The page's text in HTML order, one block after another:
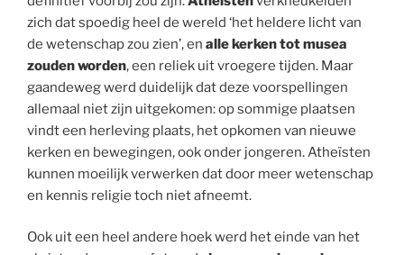
zich dat spoedig heel de wereld ‘het heldere licht van
de wetenschap zou zien’, en alle kerken tot musea
zouden worden, een reliek uit vroegere tijden. Maar
gaandeweg werd duidelijk dat deze voorspellingen
allemaal niet zijn uitgekomen: op sommige plaatsen
vindt een herleving plaats, het opkomen van nieuwe
kerken en bewegingen, ook onder jongeren. Atheïsten
kunnen moeilijk verwerken dat door meer wetenschap
en kennis religie toch niet afneemt.
Ook uit een heel andere hoek werd het einde van het